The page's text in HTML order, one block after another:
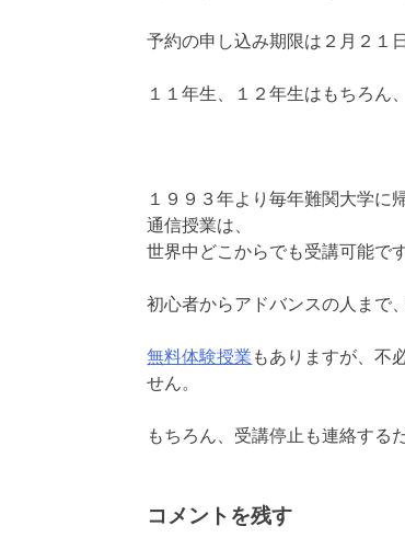
予約の申し込み期限は２月２１
１１年生、１２年生はもちろん
１９９３年より毎年難関大学に
通信授業は、
世界中どこからでも受講可能です
初心者からアドバンスの人まで
無料体験授業 もありますが、不
せん。
もちろん、受講停止も連絡する
コメントを残す